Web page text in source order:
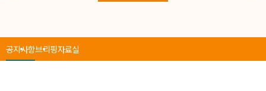
공지사항브리핑자료실